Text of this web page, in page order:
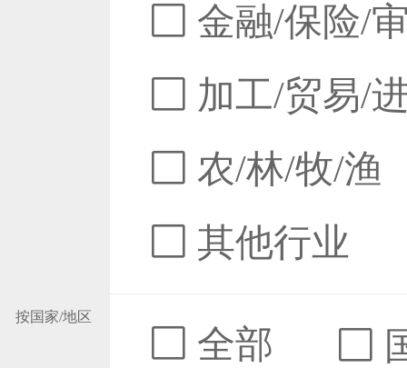
金融/保险/
加工/贸易/
农/林/牧/渔
其他行业
按国家/地区
全部